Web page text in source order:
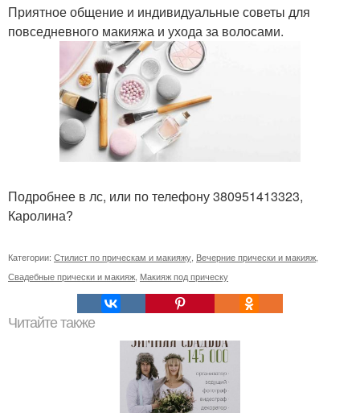
Приятное общение и индивидуальные советы для
повседневного макияжа и ухода за волосами.
Подробнее в лс, или по телефону 380951413323,
Каролина?
Категории: Стилист по прическам и макияжу Вечерние прически и макияж
Свадебные прически и макияж Макияж под прическу
Читайте также